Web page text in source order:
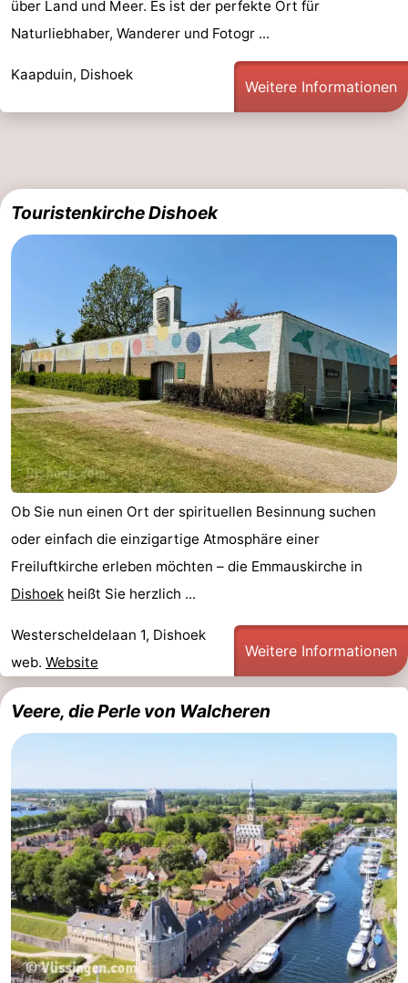
über Land und Meer. Es ist der perfekte Ort für
Naturliebhaber, Wanderer und Fotogr ...
Kaapduin, Dishoek
Weitere Informationen
Touristenkirche Dishoek
Ob Sie nun einen Ort der spirituellen Besinnung suchen
oder einfach die einzigartige Atmosphäre einer
Freiluftkirche erleben möchten – die Emmauskirche in
Dishoek heißt Sie herzlich ...
Westerscheldelaan 1, Dishoek
web. Website
Weitere Informationen
Veere, die Perle von Walcheren